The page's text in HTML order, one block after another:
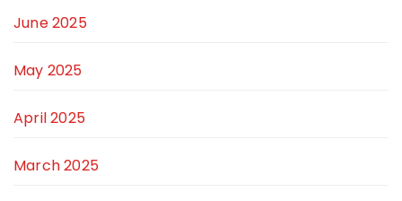
June 2025
May 2025
April 2025
March 2025